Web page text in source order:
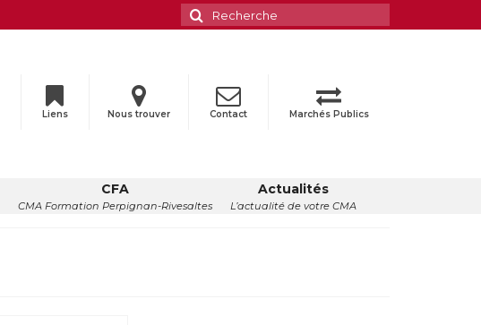
Rechercher
:
Liens Nous trouver Contact Marchés Publics
CFA
CMA Formation Perpignan-Rivesaltes
Actualités
L’actualité de votre CMA